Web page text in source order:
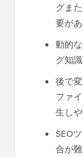
グま
要があ
動的
グ知
後で
ファ
生し
SEO
合が難